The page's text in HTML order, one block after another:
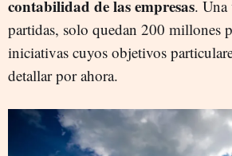
contabilidad de las empresas. Una
partidas, solo quedan 200 millones
iniciativas cuyos objetivos
detallar por ahora.